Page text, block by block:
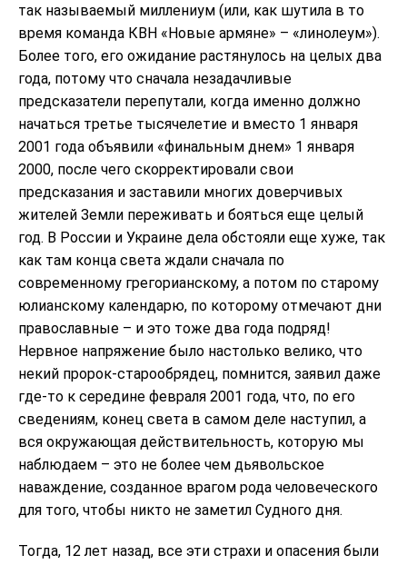
так называемый миллениум (или, как шутила в то
время команда КВН «Новые армяне» – «линолеум»).
Более того, его ожидание растянулось на целых два
года, потому что сначала незадачливые
предсказатели перепутали, когда именно должно
начаться третье тысячелетие и вместо 1 января
2001 года объявили «финальным днем» 1 января
2000, после чего скорректировали свои
предсказания и заставили многих доверчивых
жителей Земли переживать и бояться еще целый
год. В России и Украине дела обстояли еще хуже, так
как там конца света ждали сначала по
современному грегорианскому, а потом по старому
юлианскому календарю, по которому отмечают дни
православные – и это тоже два года подряд!
Нервное напряжение было настолько велико, что
некий пророк-старообрядец, помнится, заявил даже
где-то к середине февраля 2001 года, что, по его
сведениям, конец света в самом деле наступил, а
вся окружающая действительность, которую мы
наблюдаем – это не более чем дьявольское
наваждение, созданное врагом рода человеческого
для того, чтобы никто не заметил Судного дня.
Тогда, 12 лет назад, все эти страхи и опасения были